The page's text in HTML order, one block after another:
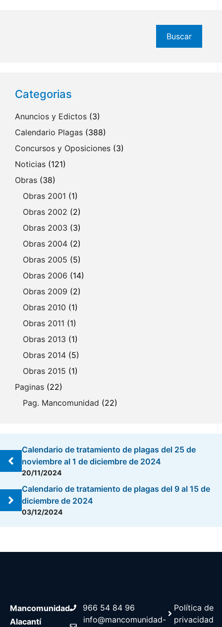
Buscar
Categorias
Anuncios y Edictos (3)
Calendario Plagas (388)
Concursos y Oposiciones (3)
Noticias (121)
Obras (38)
Obras 2001 (1)
Obras 2002 (2)
Obras 2003 (3)
Obras 2004 (2)
Obras 2005 (5)
Obras 2006 (14)
Obras 2009 (2)
Obras 2010 (1)
Obras 2011 (1)
Obras 2013 (1)
Obras 2014 (5)
Obras 2015 (1)
Paginas (22)
Pag. Mancomunidad (22)
Calendario de tratamiento de plagas del 25 de
noviembre al 1 de diciembre de 2024
20/11/2024
Calendario de tratamiento de plagas del 9 al 15 de
diciembre de 2024
03/12/2024
Mancomunidad
Alacantí
966 54 84 96
info@mancomunidad-
Política de
privacidad